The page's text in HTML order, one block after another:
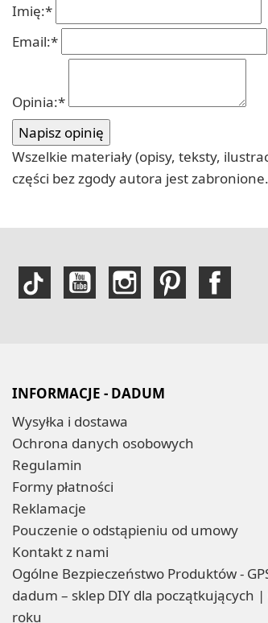
Imię:*
Email:*
Opinia:*
Wszelkie materiały (opisy, teksty,
części bez zgody autora jest zabronione.
INFORMACJE - DADUM
Wysyłka i dostawa
Ochrona danych osobowych
Regulamin
Formy płatności
Reklamacje
Pouczenie o odstąpieniu od umowy
Kontakt z nami
Ogólne Bezpieczeństwo Produktów -
dadum – sklep DIY dla początkujących |
roku